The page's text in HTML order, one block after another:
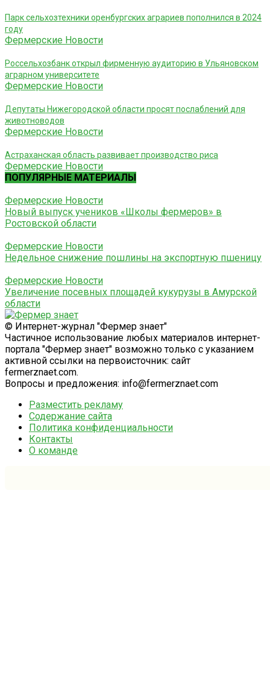
Парк сельхозтехники оренбургских аграриев пополнился в 2024
году
Фермерские Новости
Россельхозбанк открыл фирменную аудиторию в Ульяновском
аграрном университете
Фермерские Новости
Депутаты Нижегородской области просят послаблений для
животноводов
Фермерские Новости
Астраханская область развивает производство риса
Фермерские Новости
ПОПУЛЯРНЫЕ МАТЕРИАЛЫ
Фермерские Новости
Новый выпуск учеников «Школы фермеров» в
Ростовской области
Фермерские Новости
Недельное снижение пошлины на экспортную пшеницу
Фермерские Новости
Увеличение посевных площадей кукурузы в Амурской
области
© Интернет-журнал "Фермер знает"
Частичное использование любых материалов интернет-
портала "Фермер знает" возможно только с указанием
активной ссылки на первоисточник: сайт
fermerznaet.com.
Вопросы и предложения: info@fermerznaet.com
Разместить рекламу
Содержание сайта
Политика конфиденциальности
Контакты
О команде